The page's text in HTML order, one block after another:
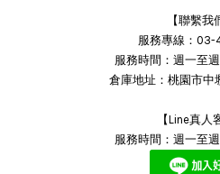
【聯繫我
服務專線：
服務時間：週一至
倉庫地址：桃園市中
【Line真人
服務時間：週一至